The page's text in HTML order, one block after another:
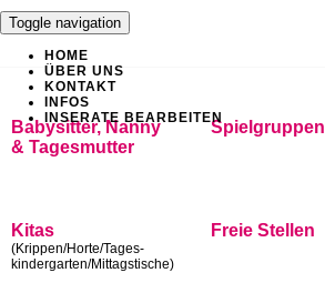
Toggle navigation
HOME
ÜBER UNS
KONTAKT
INFOS
INSERATE BEARBEITEN
Babysitter, Nanny
& Tagesmutter
Spielgruppen
Kitas
(Krippen/Horte/Tages-
kindergarten/Mittagstische)
Freie Stellen